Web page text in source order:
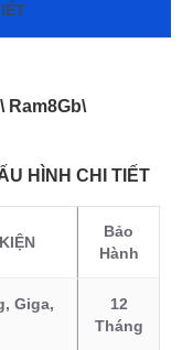
Ram8Gb\
TIẾT
Bảo
Hành
Giga,
12
Tháng